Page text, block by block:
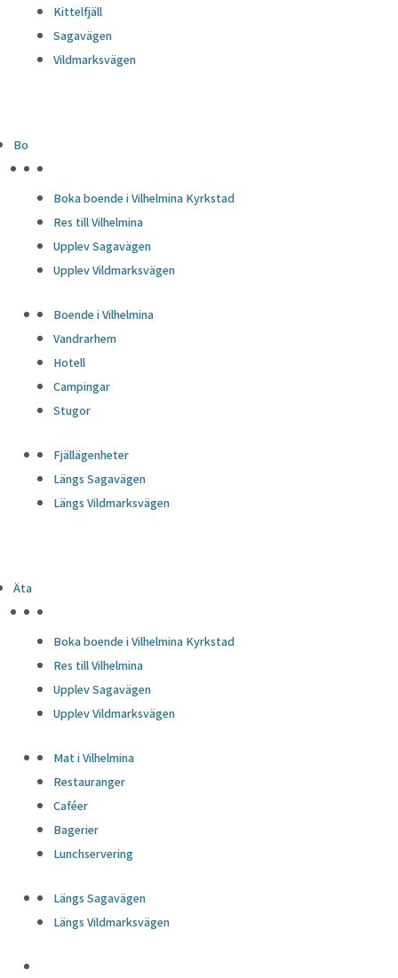
Kittelfjäll
Sagavägen
Vildmarksvägen
Bo
Boka boende i Vilhelmina Kyrkstad
Res till Vilhelmina
Upplev Sagavägen
Upplev Vildmarksvägen
Boende i Vilhelmina
Vandrarhem
Hotell
Campingar
Stugor
Fjällägenheter
Längs Sagavägen
Längs Vildmarksvägen
Äta
Boka boende i Vilhelmina Kyrkstad
Res till Vilhelmina
Upplev Sagavägen
Upplev Vildmarksvägen
Mat i Vilhelmina
Restauranger
Caféer
Bagerier
Lunchservering
Längs Sagavägen
Längs Vildmarksvägen